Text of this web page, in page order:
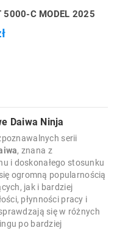
5000-C MODEL 2025
Daiwa Ninja
serii
, znana z
i doskonałego stosunku
ogromną popularnością
jak i bardziej
płynności pracy i
się w różnych
po bardziej